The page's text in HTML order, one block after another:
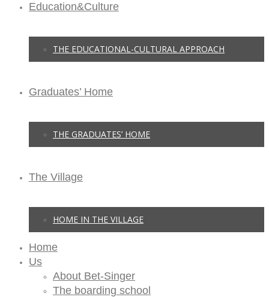
Education&Culture
THE EDUCATIONAL-CULTURAL APPROACH
Graduates’ Home
THE GRADUATES’ HOME
The Village
HOME IN THE VILLAGE
Home
Us
About Bet-Singer
The boarding school